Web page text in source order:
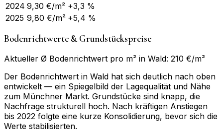
2024 9,30 €/m² +3,3 %
2025 9,80 €/m² +5,4 %
Bodenrichtwerte & Grundstückspreise
Aktueller Ø Bodenrichtwert pro m² in Wald: 210 €/m²
Der Bodenrichtwert in Wald hat sich deutlich nach oben
entwickelt — ein Spiegelbild der Lagequalität und Nähe
zum Münchner Markt. Grundstücke sind knapp, die
Nachfrage strukturell hoch. Nach kräftigen Anstiegen
bis 2022 folgte eine kurze Konsolidierung, bevor sich die
Werte stabilisierten.